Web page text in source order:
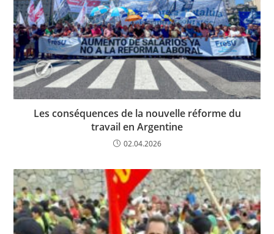
Les conséquences de la nouvelle réforme du
travail en Argentine
02.04.2026